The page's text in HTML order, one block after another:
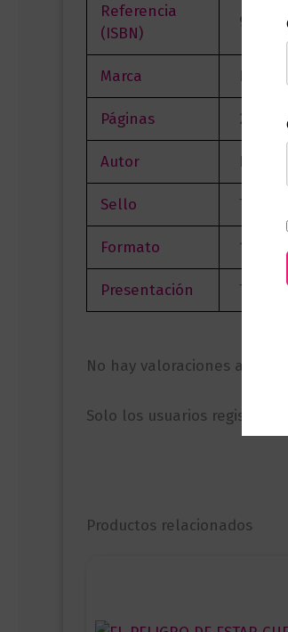
Referencia
(ISBN)
Marca
Páginas 234
Autor
Sello
Formato 14 x 21
Presentación Tapa
No hay valoraciones aún.
Solo los usuarios
Productos relacionados